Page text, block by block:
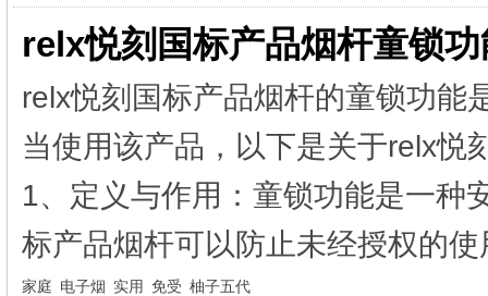
relx悦刻国标产品烟杆童锁
relx悦刻国标产品烟杆的童锁功能
当使用该产品，以下是关于relx悦
1、定义与作用：童锁功能是一种
标产品烟杆可以防止未经授权的
家庭 电子烟 实用 免受 柚子五代